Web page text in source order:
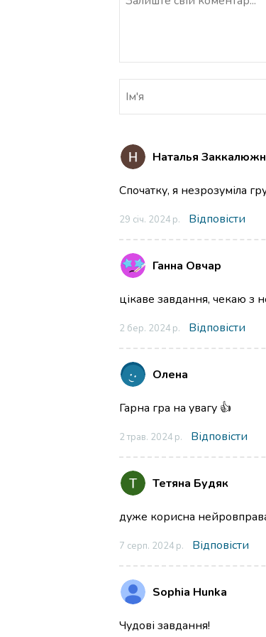
Наталья
Спочатку, я незрозуміла
29 січ. 2024 р. Відповісти
Ганна Овчар
цікаве завдання, чекаю з
2 бер. 2024 р. Відповісти
Олена
Гарна гра на увагу 👍
2 трав. 2024 р. Відповісти
Тетяна Будяк
дуже корисна
7 серп. 2024 р. Відповісти
Sophia Hunka
Чудові завдання!